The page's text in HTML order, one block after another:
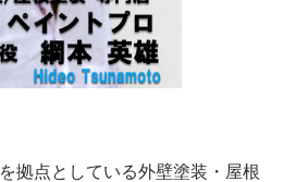
を拠点としている外壁塗装・屋根